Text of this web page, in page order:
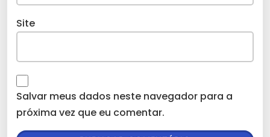
Site
Salvar meus dados neste navegador para a
próxima vez que eu comentar.